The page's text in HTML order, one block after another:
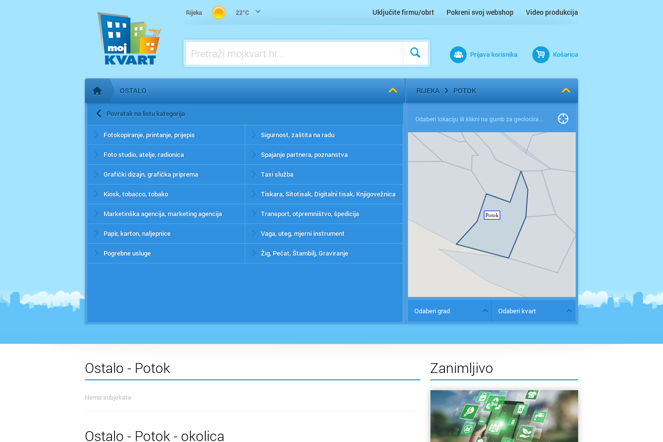
Rijeka 22°C Uključite firmu/obrt Pokreni svoj webshop Video produkcija
Prijava korisnika Košarica
Početna stranica
OSTALO
Povratak na listu kategorija
Fotokopiranje, printanje, prijepis
Foto studio, atelje, radionica
Grafički dizajn, grafička priprema
Kiosk, tobacco, tobako
Marketinška agencija, marketing agencija
Papir, karton, naljepnice
Pogrebne usluge
Sigurnost, zaštita na radu
Spajanje partnera, poznanstva
Taxi služba
Tiskara, Sitotisak, Digitalni tisak, Knjigovežnica
Transport, otpremništvo, špedicija
Vaga, uteg, mjerni instrument
Žig, Pečat, Štambilj, Graviranje
RIJEKA POTOK
Odaberi grad Odaberi kvart
Ostalo - Potok
Nema subjekata
Ostalo - Potok - okolica
Zanimljivo